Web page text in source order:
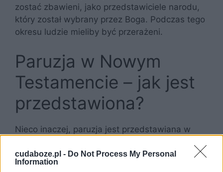
cudaboze.pl - Do Not Process My Personal
Information
zostać zbawieni, jako przedstawiciele narodu,
który został wybrany przez Boga. Podczas tego
okresu ludzie mieliby być przerażeni.
Paruzja w Nowym
Testamencie – jak jest
przedstawiona?
Nieco inaczej, paruzja jest przedstawiana w
nieco od znaczenia przypisywanego paruzji
przez Stary Testament. Tutaj na ziemię ma